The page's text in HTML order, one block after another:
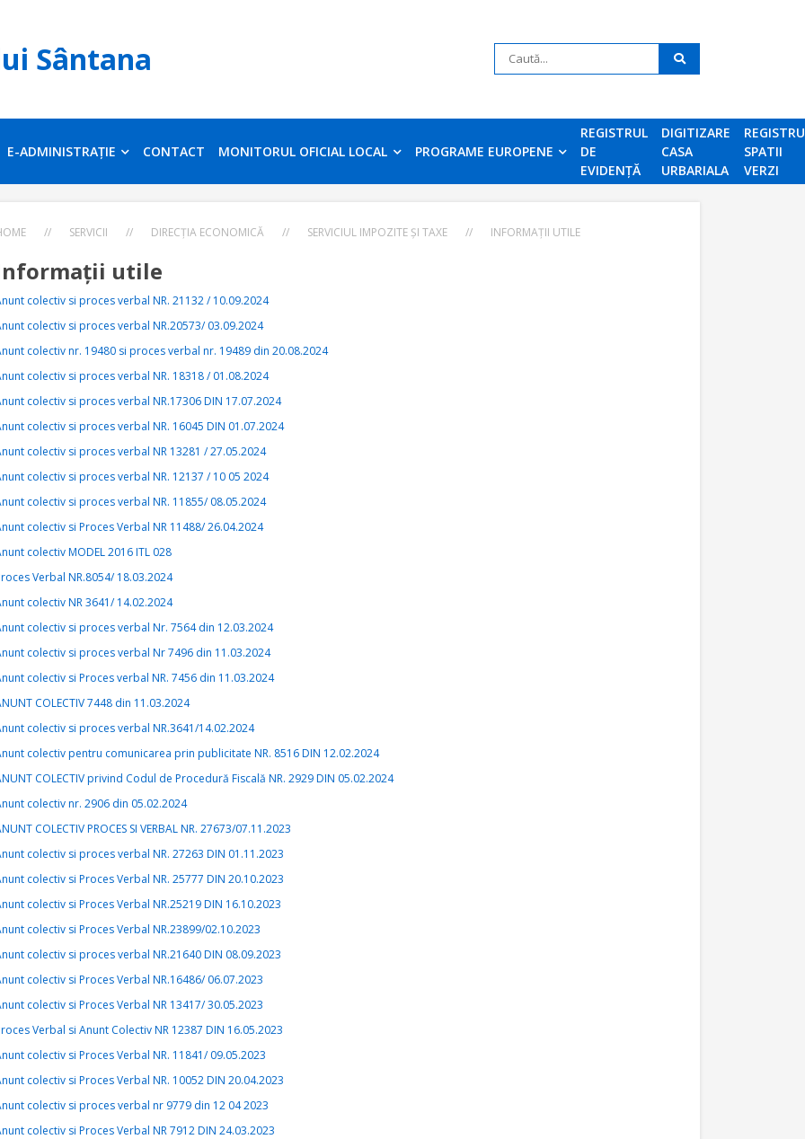
Sântana
E-ADMINISTRAȚIE CONTACT MONITORUL OFICIAL LOCAL PROGRAME EUROPENE
REGISTRUL
DE
EVIDENȚĂ
DIGITIZARE
CASA
URBARIALA
REGISTRU
SPATII
VERZI
// SERVICII // DIRECȚIA ECONOMICĂ // SERVICIUL IMPOZITE ȘI TAXE // INFORMAȚII UTILE
utile
colectiv si proces verbal NR. 21132 / 10.09.2024
colectiv si proces verbal NR.20573/ 03.09.2024
colectiv nr. 19480 si proces verbal nr. 19489 din 20.08.2024
colectiv si proces verbal NR. 18318 / 01.08.2024
colectiv si proces verbal NR.17306 DIN 17.07.2024
colectiv si proces verbal NR. 16045 DIN 01.07.2024
colectiv si proces verbal NR 13281 / 27.05.2024
colectiv si proces verbal NR. 12137 / 10 05 2024
colectiv si proces verbal NR. 11855/ 08.05.2024
colectiv si Proces Verbal NR 11488/ 26.04.2024
colectiv MODEL 2016 ITL 028
Verbal NR.8054/ 18.03.2024
colectiv NR 3641/ 14.02.2024
colectiv si proces verbal Nr. 7564 din 12.03.2024
colectiv si proces verbal Nr 7496 din 11.03.2024
colectiv si Proces verbal NR. 7456 din 11.03.2024
COLECTIV 7448 din 11.03.2024
colectiv si proces verbal NR.3641/14.02.2024
colectiv pentru comunicarea prin publicitate NR. 8516 DIN 12.02.2024
COLECTIV privind Codul de Procedură Fiscală NR. 2929 DIN 05.02.2024
colectiv nr. 2906 din 05.02.2024
COLECTIV PROCES SI VERBAL NR. 27673/07.11.2023
colectiv si proces verbal NR. 27263 DIN 01.11.2023
colectiv si Proces Verbal NR. 25777 DIN 20.10.2023
colectiv si Proces Verbal NR.25219 DIN 16.10.2023
colectiv si Proces Verbal NR.23899/02.10.2023
colectiv si proces verbal NR.21640 DIN 08.09.2023
colectiv si Proces Verbal NR.16486/ 06.07.2023
colectiv si Proces Verbal NR 13417/ 30.05.2023
Verbal si Anunt Colectiv NR 12387 DIN 16.05.2023
colectiv si Proces Verbal NR. 11841/ 09.05.2023
colectiv si Proces Verbal NR. 10052 DIN 20.04.2023
colectiv si proces verbal nr 9779 din 12 04 2023
colectiv si Proces Verbal NR 7912 DIN 24.03.2023